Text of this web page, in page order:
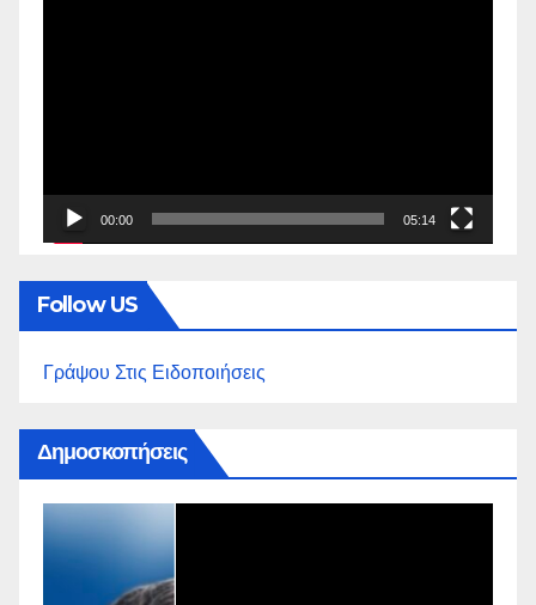
00:00 05:14
Follow US
Γράψου Στις Ειδοποιήσεις
Δημοσκοπήσεις